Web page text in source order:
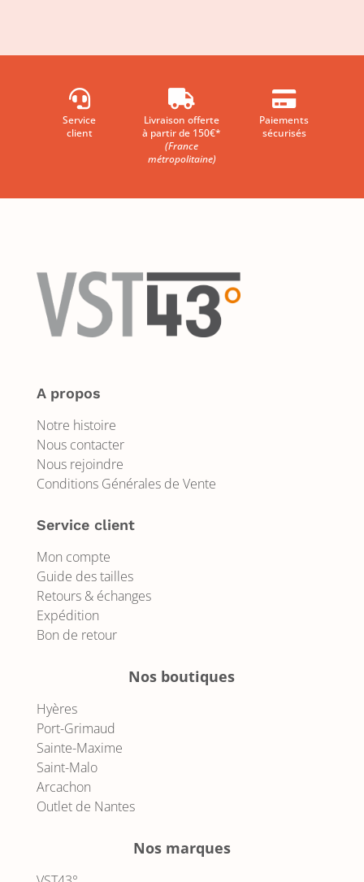

Service
client

Livraison offerte
à partir de 150€*
(France
métropolitaine)

Paiements
sécurisés
A propos
Notre histoire
Nous contacter
Nous rejoindre
Conditions Générales de Vente
Service client
Mon compte
Guide des tailles
Retours & échanges
Expédition
Bon de retour
Nos boutiques
Hyères
Port-Grimaud
Sainte-Maxime
Saint-Malo
Arcachon
Outlet de Nantes
Nos marques